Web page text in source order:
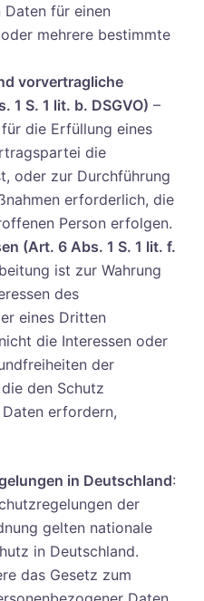
Daten für einen
mehrere bestimmte
vorvertragliche
1 S. 1 lit. b. DSGVO) –
die Erfüllung eines
die
oder zur Durchführung
erforderlich, die
Person erfolgen.
(Art. 6 Abs. 1 S. 1 lit. f.
ist zur Wahrung
des
eines Dritten
die Interessen oder
der
den Schutz
erfordern,
in Deutschland:
der
gelten nationale
in Deutschland.
das Gesetz zum